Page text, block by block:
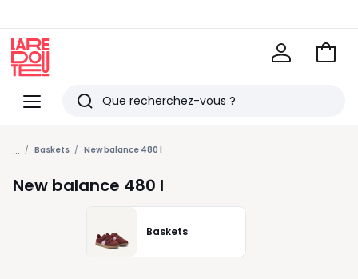
Menu
Redoute
Rechercher
Derniers
articles
vus
Voir
... Baskets New balance 480 l
New balance 480 l
Baskets